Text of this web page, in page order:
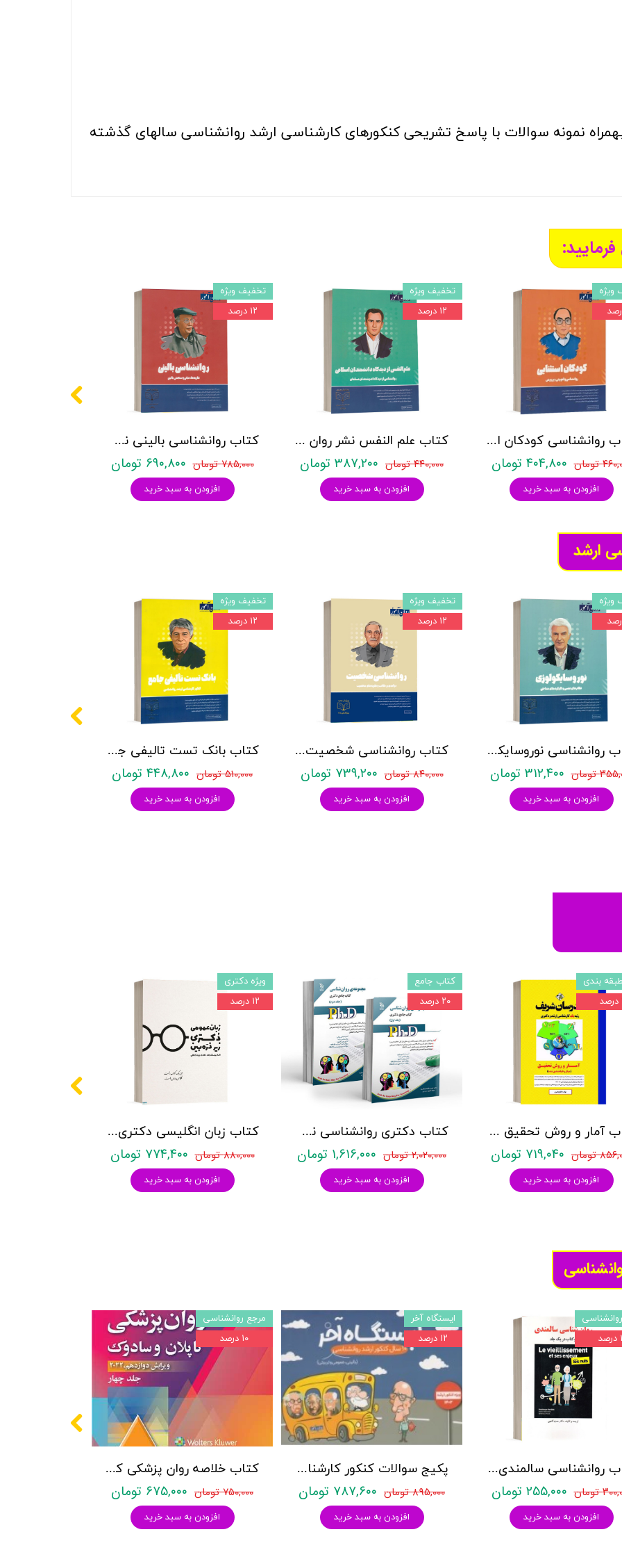
نمونه سوالات با پاسخ تشریحی کنکورهای کارشناسی ارشد روانشناسی سالهای گذشته
کتاب روانشناسی بالینی نشر روان آموز زینب خجوی
۷۸۵,۰۰۰ تومان ۶۹۰,۸۰۰ تومان
افزودن به سبد خرید
تخفیف ویژه
۱۲ درصد
کتاب علم النفس نشر روان آموز مجمدعلی خالق پور
۴۴۰,۰۰۰ تومان ۳۸۷,۲۰۰ تومان
افزودن به سبد خرید
تخفیف ویژه
۱۲ درصد
کتاب روانشناسی کودکان استثنائی نشر روان آموز خالق پور
تومان ۴۰۴,۸۰۰ تومان
افزودن به سبد خرید
ویژه
کتاب بانک تست تالیفی جامع روان آموز
۵۱۰,۰۰۰ تومان ۴۴۸,۸۰۰ تومان
افزودن به سبد خرید
تخفیف ویژه
۱۲ درصد
کتاب روانشناسی شخصیت نشر روان آموز زهرا ساعدی
۸۴۰,۰۰۰ تومان ۷۳۹,۲۰۰ تومان
افزودن به سبد خرید
تخفیف ویژه
۱۲ درصد
کتاب روانشناسی نوروسایکولوژی نشر روان آموز حمیده نامداری
تومان ۳۱۲,۴۰۰ تومان
افزودن به سبد خرید
ویژه
ارشد
کتاب زبان انگلیسی دکتری زیر ذره بین هادی جهانشاهی
۸۸۰,۰۰۰ تومان ۷۷۴,۴۰۰ تومان
افزودن به سبد خرید
ویژه دکتری
۱۲ درصد
کتاب دکتری روانشناسی نشر آراه - دو جلدی
۲,۰۲۰,۰۰۰ تومان ۱,۶۱۶,۰۰۰ تومان
افزودن به سبد خرید
کتاب جامع
۲۰ درصد
کتاب آمار و روش تحقیق مدرسان شریف
تومان ۷۱۹,۰۴۰ تومان
افزودن به سبد خرید
بندی
کتاب خلاصه روان پزشکی کاپلان و سادوک ویراست دوازدهم 2022 - جلد4- بنجامین جیمز سادوک ، ویرجینیا آلکوت سادوک ، پدرو روئیز - نشر ارجمند
۷۵۰,۰۰۰ تومان ۶۷۵,۰۰۰ تومان
افزودن به سبد خرید
مرجع روانشناسی
۱۰ درصد
پکیج سوالات کنکور کارشناسی ارشد روانشناسی (بالینی، عمومی و تربیتی) با پاسخنامه تشریحی روان آموز
۸۹۵,۰۰۰ تومان ۷۸۷,۶۰۰ تومان
افزودن به سبد خرید
ایستگاه آخر
۱۲ درصد
کتاب روانشناسی سالمندی - (2 كتاب در 1 جلد) - حمزه گنجی - نشر ساوالان
تومان ۲۵۵,۰۰۰ تومان
افزودن به سبد خرید